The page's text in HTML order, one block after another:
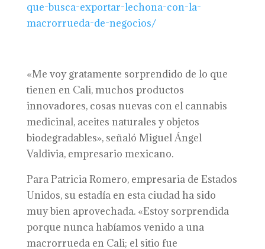
que-busca-exportar-lechona-con-la-
macrorrueda-de-negocios/
«Me voy gratamente sorprendido de lo que
tienen en Cali, muchos productos
innovadores, cosas nuevas con el cannabis
medicinal, aceites naturales y objetos
biodegradables», señaló Miguel Ángel
Valdivia, empresario mexicano.
Para Patricia Romero, empresaria de Estados
Unidos, su estadía en esta ciudad ha sido
muy bien aprovechada. «Estoy sorprendida
porque nunca habíamos venido a una
macrorrueda en Cali; el sitio fue